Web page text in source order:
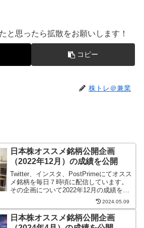
と思ったら拡散をお願いします！
コピー
株トレ＠兼業
日本株オススメ銘柄公開企画
（2022年12月）の成績を公開
Twitter、インスタ、PostPrimeにてオスス
メ銘柄を毎日７時頃に配信しています。
その企画について2022年12月の成績をま
2024.05.09
日本株オススメ銘柄公開企画